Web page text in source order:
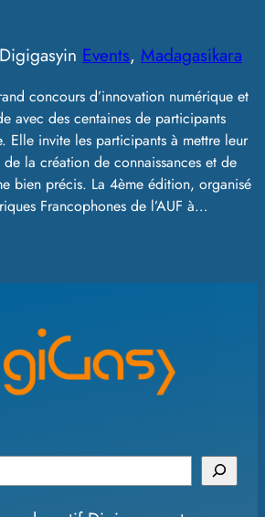
Digigasyin Events, Madagasikara
concours d’innovation numérique et
avec des centaines de participants
Elle invite les participants à mettre leur
la création de connaissances et de
bien précis. La 4ème édition, organisé
Francophones de l’AUF à…